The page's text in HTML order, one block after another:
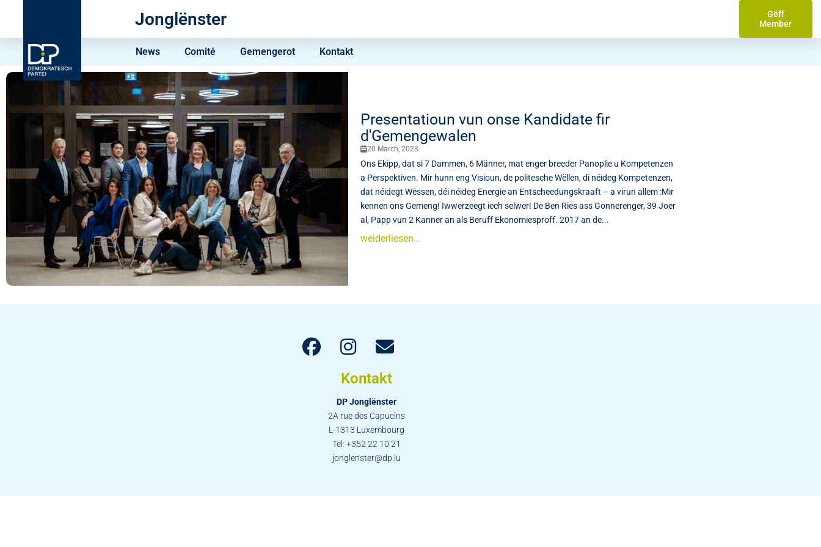
Jonglënster
Gëff
Member
News Comité Gemengerot Kontakt
Presentatioun vun onse Kandidate fir
d'Gemengewalen
20 March, 2023
Ons Ekipp, dat si 7 Dammen, 6 Männer, mat enger breeder Panoplie u Kompetenzen
a Perspektiven. Mir hunn eng Visioun, de politesche Wëllen, di néideg Kompetenzen,
dat néidegt Wëssen, déi néideg Energie an Entscheedungskraaft – a virun allem :Mir
kennen ons Gemeng! Iwwerzeegt iech selwer! De Ben Ries ass Gonnerenger, 39 Joer
al, Papp vun 2 Kanner an als Beruff Ekonomiesproff. 2017 an de...
weiderliesen...
Kontakt
DP Jonglënster
2A rue des Capucins
L-1313 Luxembourg
Tel: +352 22 10 21
jonglenster@dp.lu